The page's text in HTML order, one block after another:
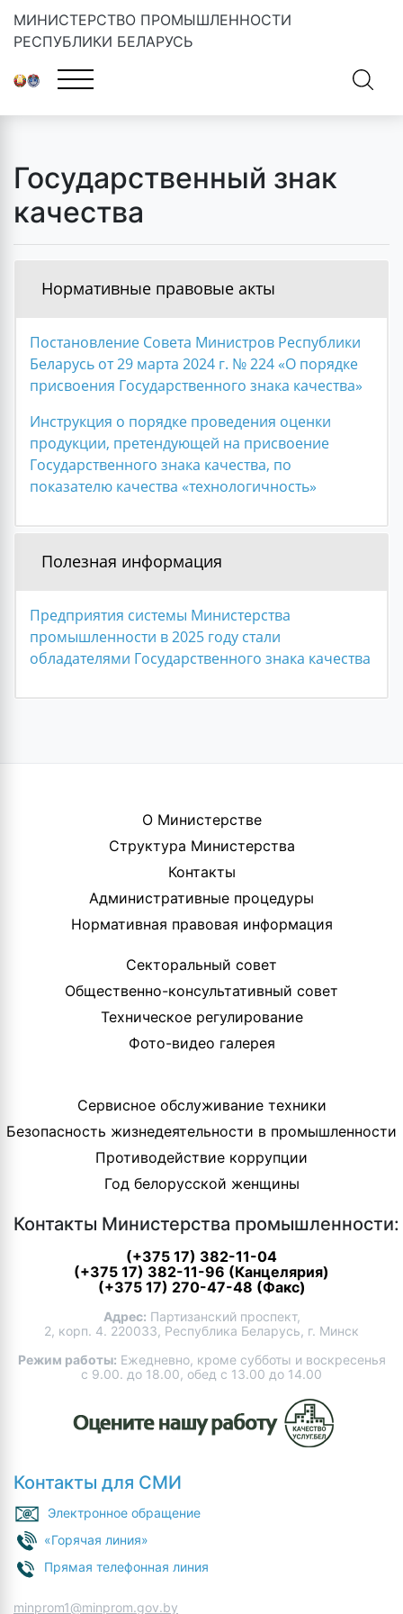
МИНИСТЕРСТВО ПРОМЫШЛЕННОСТИ
РЕСПУБЛИКИ БЕЛАРУСЬ
Главная
Государственный знак
качества
Нормативные правовые акты
Постановление Совета Министров Республики
Беларусь от 29 марта 2024 г. № 224 «О порядке
присвоения Государственного знака качества»
Инструкция о порядке проведения оценки
продукции, претендующей на присвоение
Государственного знака качества, по
показателю качества «технологичность»
Полезная информация
Предприятия системы Министерства
промышленности в 2025 году стали
обладателями Государственного знака качества
О Министерстве
Структура Министерства
Контакты
Административные процедуры
Нормативная правовая информация
Секторальный совет
Общественно-консультативный совет
Техническое регулирование
Фото-видео галерея
Сервисное обслуживание техники
Безопасность жизнедеятельности в промышленности
Противодействие коррупции
Год белорусской женщины
Контакты Министерства промышленности:
(+375 17) 382-11-04
(+375 17) 382-11-96 (Канцелярия)
(+375 17) 270-47-48 (Факс)
Адрес: Партизанский проспект,
2, корп. 4. 220033, Республика Беларусь, г. Минск
Режим работы: Ежедневно, кроме субботы и воскресенья
с 9.00. до 18.00, обед с 13.00 до 14.00
Контакты для СМИ
Электронное обращение
«Горячая линия»
Прямая телефонная линия
minprom1@minprom.gov.by